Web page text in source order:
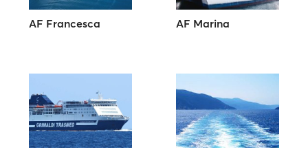
AF Francesca AF Marina